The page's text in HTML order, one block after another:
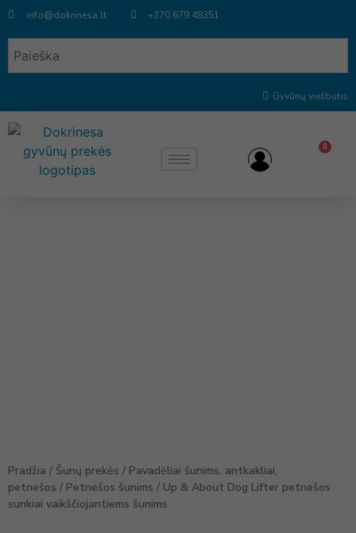
info@dokrinesa.lt +370 679 48351
Gyvūnų viešbutis
0
Pradžia / Šunų prekės / Pavadėliai šunims, antkakliai,
petnešos / Petnešos šunims / Up & About Dog Lifter petnešos
sunkiai vaikščiojantiems šunims